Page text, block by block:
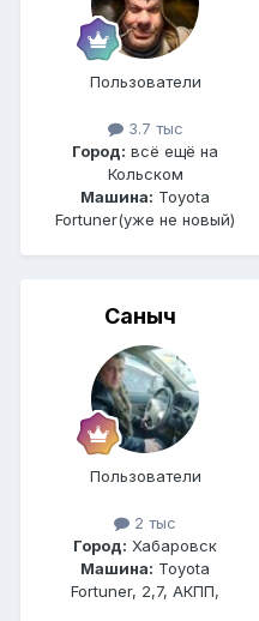
Пользователи
3.7 тыс
Город: всё ещё на
Кольском
Машина: Toyota
Fortuner(уже не новый)
Саныч
Пользователи
2 тыс
Город: Хабаровск
Машина: Toyota
Fortuner, 2,7, АКПП,